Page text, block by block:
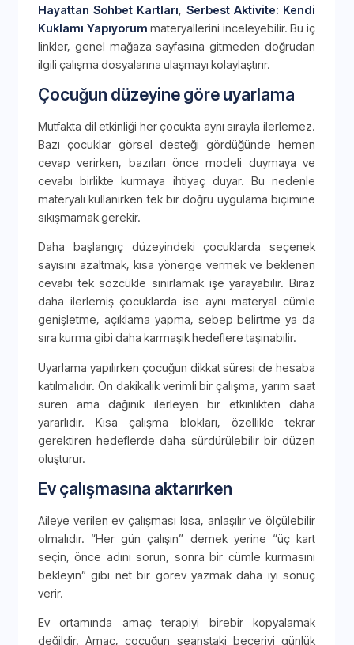
Hayattan Sohbet Kartları, Serbest Aktivite: Kendi
Kuklamı Yapıyorum materyallerini inceleyebilir. Bu iç
linkler, genel mağaza sayfasına gitmeden doğrudan
ilgili çalışma dosyalarına ulaşmayı kolaylaştırır.
Çocuğun düzeyine göre uyarlama
Mutfakta dil etkinliği her çocukta aynı sırayla ilerlemez.
Bazı çocuklar görsel desteği gördüğünde hemen
cevap verirken, bazıları önce modeli duymaya ve
cevabı birlikte kurmaya ihtiyaç duyar. Bu nedenle
materyali kullanırken tek bir doğru uygulama biçimine
sıkışmamak gerekir.
Daha başlangıç düzeyindeki çocuklarda seçenek
sayısını azaltmak, kısa yönerge vermek ve beklenen
cevabı tek sözcükle sınırlamak işe yarayabilir. Biraz
daha ilerlemiş çocuklarda ise aynı materyal cümle
genişletme, açıklama yapma, sebep belirtme ya da
sıra kurma gibi daha karmaşık hedeflere taşınabilir.
Uyarlama yapılırken çocuğun dikkat süresi de hesaba
katılmalıdır. On dakikalık verimli bir çalışma, yarım saat
süren ama dağınık ilerleyen bir etkinlikten daha
yararlıdır. Kısa çalışma blokları, özellikle tekrar
gerektiren hedeflerde daha sürdürülebilir bir düzen
oluşturur.
Ev çalışmasına aktarırken
Aileye verilen ev çalışması kısa, anlaşılır ve ölçülebilir
olmalıdır. “Her gün çalışın” demek yerine “üç kart
seçin, önce adını sorun, sonra bir cümle kurmasını
bekleyin” gibi net bir görev yazmak daha iyi sonuç
verir.
Ev ortamında amaç terapiyi birebir kopyalamak
değildir. Amaç, çocuğun seanstaki beceriyi günlük